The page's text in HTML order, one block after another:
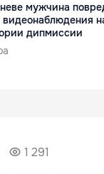
мужчина
дипмиссии
1 291